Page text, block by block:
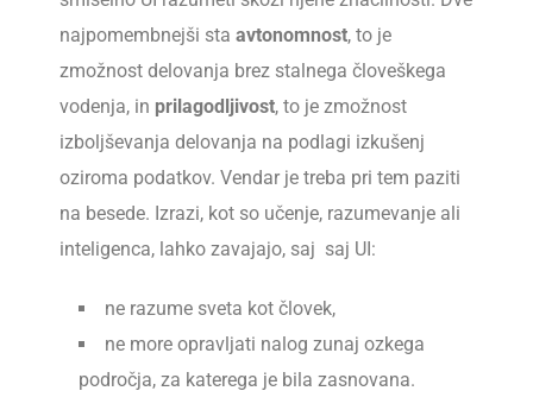
najpomembnejši sta avtonomnost, to je
zmožnost delovanja brez stalnega človeškega
vodenja, in prilagodljivost, to je zmožnost
izboljševanja delovanja na podlagi izkušenj
oziroma podatkov. Vendar je treba pri tem paziti
na besede. Izrazi, kot so učenje, razumevanje ali
inteligenca, lahko zavajajo, saj saj UI:
ne razume sveta kot človek,
ne more opravljati nalog zunaj ozkega
področja, za katerega je bila zasnovana.